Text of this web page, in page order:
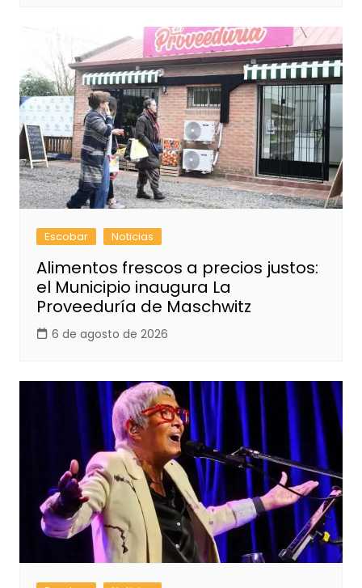
Escobar Noticias
Alimentos frescos a precios justos:
el Municipio inaugura La
Proveeduría de Maschwitz
6 de agosto de 2026